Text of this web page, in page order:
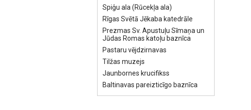
Spiģu ala (Rūcekļa ala)
Rīgas Svētā Jēkaba katedrāle
Prezmas Sv. Apustuļu Sīmaņa un
Jūdas Romas katoļu baznīca
Pastaru vējdzirnavas
Tilžas muzejs
Jaunbornes krucifikss
Baltinavas pareizticīgo baznīca